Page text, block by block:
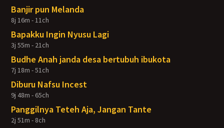
Banjir pun Melanda
8j 16m - 11ch
Bapakku Ingin Nyusu Lagi
3j 55m - 21ch
Budhe Anah janda desa bertubuh ibukota
7j 18m - 51ch
Diburu Nafsu Incest
9j 48m - 65ch
Panggilnya Teteh Aja, Jangan Tante
2j 51m - 8ch